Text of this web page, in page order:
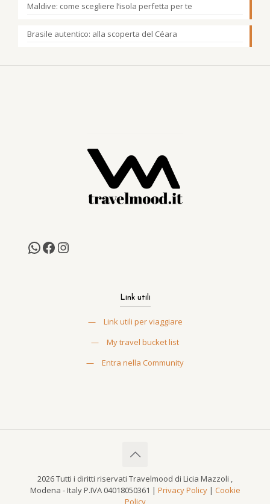
Maldive: come scegliere l’isola perfetta per te
Brasile autentico: alla scoperta del Céara
Link utili
—
Link utili per viaggiare
—
My travel bucket list
—
Entra nella Community
2026 Tutti i diritti riservati Travelmood di Licia Mazzoli ,
Modena - Italy P.IVA 04018050361 | Privacy Policy| Cookie
Policy